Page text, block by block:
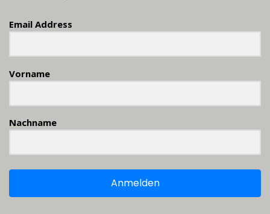
Email Address
Vorname
Nachname
Anmelden